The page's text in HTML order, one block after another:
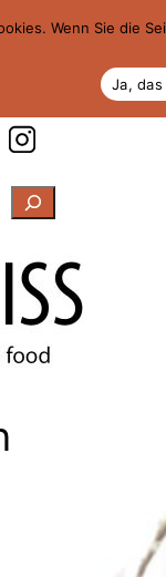
Suchen
Wenn Sie die
Ja,